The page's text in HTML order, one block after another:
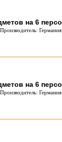
на 6
Германия.
на 6
Германия.